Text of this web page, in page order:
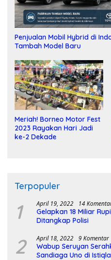
Penjualan Mobil Hybrid di
Tambah Model Baru
Meriah! Borneo Motor Fest
2023 Rayakan Hari Jadi
ke-2 Dekade
Terpopuler
1 April 19, 2022 14
Gelapkan 18 Miliar
Ditangkap Polisi
2 April 18, 2022 9 Komentar
Wabup Seruyan
Sandiaga Uno di